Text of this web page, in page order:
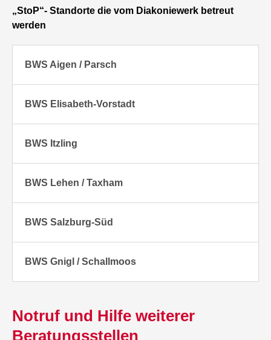
„StoP“- Standorte die vom Diakoniewerk betreut
werden
BWS Aigen / Parsch
BWS Elisabeth-Vorstadt
BWS Itzling
BWS Lehen / Taxham
BWS Salzburg-Süd
BWS Gnigl / Schallmoos
Notruf und Hilfe weiterer
Beratungsstellen